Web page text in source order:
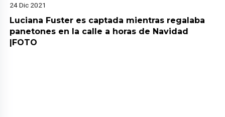
24 Dic 2021
Luciana Fuster es captada mientras regalaba
panetones en la calle a horas de Navidad
|FOTO